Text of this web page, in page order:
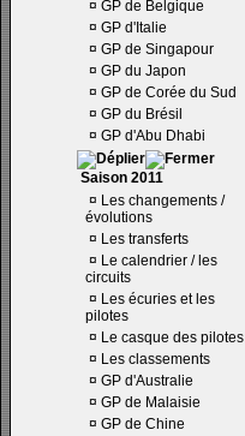
¤ GP de Belgique
¤ GP d'Italie
¤ GP de Singapour
¤ GP du Japon
¤ GP de Corée du Sud
¤ GP du Brésil
¤ GP d'Abu Dhabi
Saison 2011
¤ Les changements /
évolutions
¤ Les transferts
¤ Le calendrier / les
circuits
¤ Les écuries et les
pilotes
¤ Le casque des pilotes
¤ Les classements
¤ GP d'Australie
¤ GP de Malaisie
¤ GP de Chine